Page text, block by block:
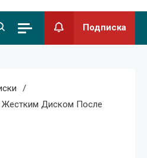
Подписка
Диском После